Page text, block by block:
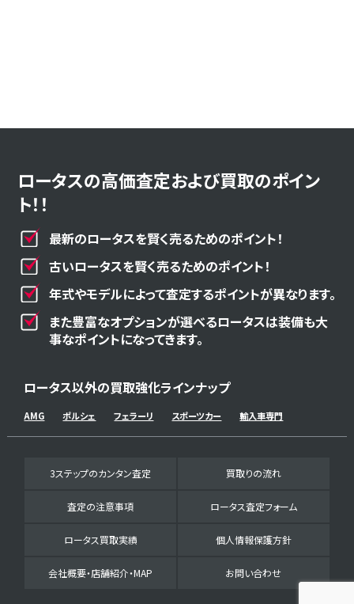
ロータスの高価査定および買取のポイン
ト！！
最新のロータスを賢く売るためのポイント！
古いロータスを賢く売るためのポイント！
年式やモデルによって査定するポイントが異なります。
また豊富なオプションが選べるロータスは装備も大
事なポイントになってきます。
ロータス以外の買取強化ラインナップ
AMG ポルシェ フェラーリ スポーツカー 輸入車専門
3ステップのカンタン査定 買取りの流れ
査定の注意事項 ロータス査定フォーム
ロータス買取実績 個人情報保護方針
会社概要・店舗紹介・MAP お問い合わせ